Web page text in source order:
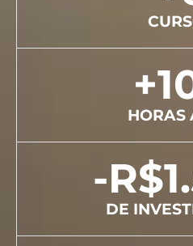
HORAS
+
DE
-R$